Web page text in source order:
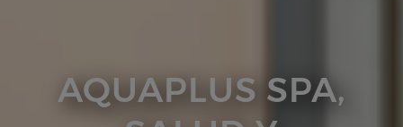
AQUAPLUS SPA,